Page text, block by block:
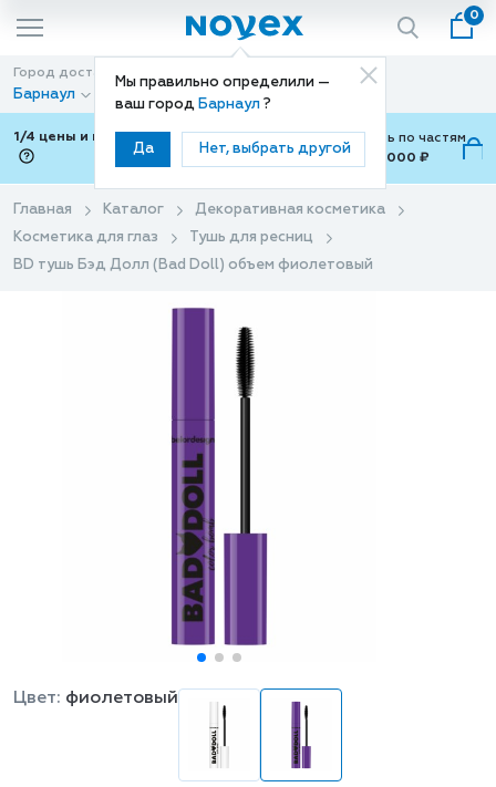
Мы правильно определили —
ваш город Барнаул ?
Да Нет, выбрать другой
0
Город доставки
Барнаул
Способ доставки
Доставка
1/4 цены и покупки ваши с Подели
Можно оплатить по частям
от 700 ₽ до 15,000 ₽
Главная Каталог
Декоративная косметика
Косметика для глаз
Тушь для ресниц
BD тушь Бэд Долл (Bad Doll) объем фиолетовый
Цвет: фиолетовый